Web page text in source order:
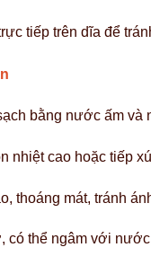
tiếp trên dĩa để
bằng nước ấm
nhiệt cao hoặc tiếp
thoáng mát, tránh
có thể ngâm với